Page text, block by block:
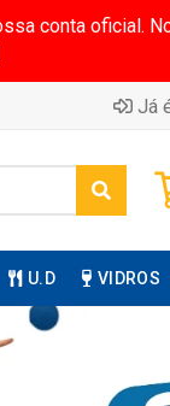
conta oficial.
Já
U.D VIDROS